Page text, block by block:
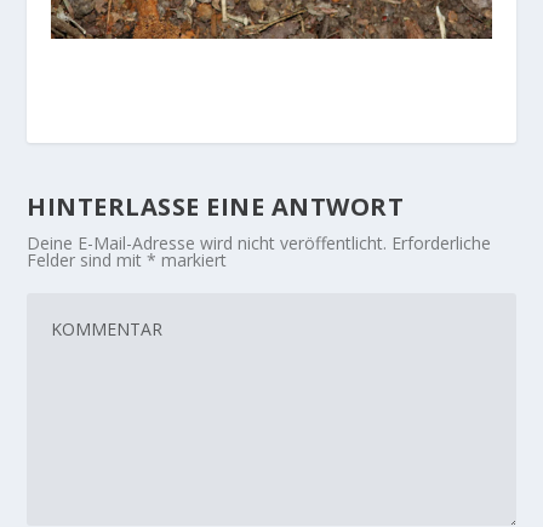
HINTERLASSE EINE ANTWORT
Deine E-Mail-Adresse wird nicht veröffentlicht. Erforderliche
Felder sind mit* markiert